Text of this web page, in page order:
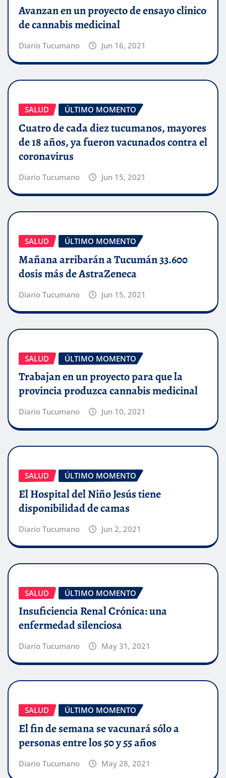
Avanzan en un proyecto de ensayo clínico
de cannabis medicinal
Diario Tucumano Jun 16, 2021
SALUD ÚLTIMO MOMENTO
Cuatro de cada diez tucumanos, mayores
de 18 años, ya fueron vacunados contra el
coronavirus
Diario Tucumano Jun 15, 2021
SALUD ÚLTIMO MOMENTO
Mañana arribarán a Tucumán 33.600
dosis más de AstraZeneca
Diario Tucumano Jun 15, 2021
SALUD ÚLTIMO MOMENTO
Trabajan en un proyecto para que la
provincia produzca cannabis medicinal
Diario Tucumano Jun 10, 2021
SALUD ÚLTIMO MOMENTO
El Hospital del Niño Jesús tiene
disponibilidad de camas
Diario Tucumano Jun 2, 2021
SALUD ÚLTIMO MOMENTO
Insuficiencia Renal Crónica: una
enfermedad silenciosa
Diario Tucumano May 31, 2021
SALUD ÚLTIMO MOMENTO
El fin de semana se vacunará sólo a
personas entre los 50 y 55 años
Diario Tucumano May 28, 2021